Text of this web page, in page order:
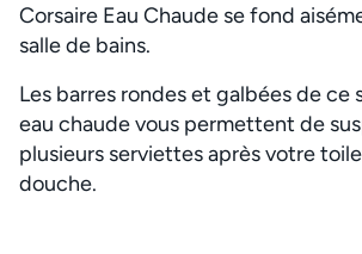
Corsaire Eau Chaude se fond
salle de bains.
Les barres rondes et galbées de
eau chaude vous permettent de
plusieurs serviettes après votre
douche.